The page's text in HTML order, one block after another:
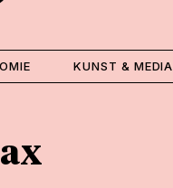
KUNST & MEDIA